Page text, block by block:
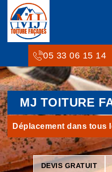
05 33 06 15 14
MJ TOITURE
Déplacement dans tous
DEVIS GRATUIT